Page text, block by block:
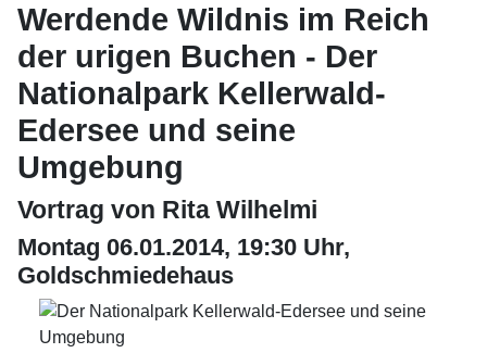
Werdende Wildnis im Reich
der urigen Buchen - Der
Nationalpark Kellerwald-
Edersee und seine
Umgebung
Vortrag von Rita Wilhelmi
Montag 06.01.2014, 19:30 Uhr,
Goldschmiedehaus